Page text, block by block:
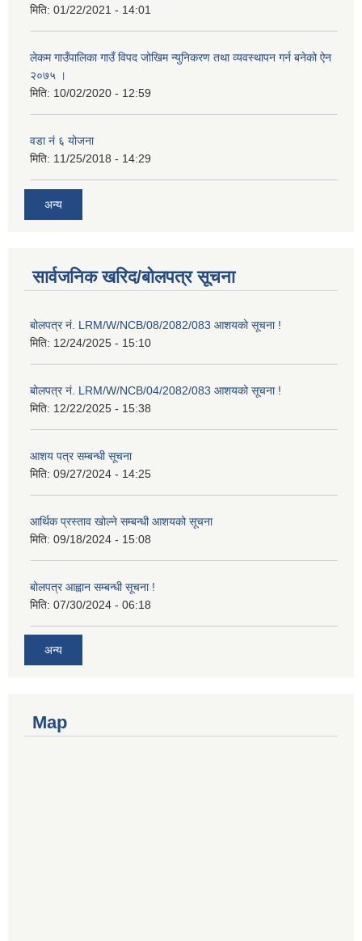
मिति: 01/22/2021 - 14:01
लेकम गाउँपालिका गाउँ विपद जोखिम न्युनिकरण तथा व्यवस्थापन गर्न बनेको ऐन
२०७५ ।
मिति: 10/02/2020 - 12:59
वडा नं ६ योजना
मिति: 11/25/2018 - 14:29
अन्य
सार्वजनिक खरिद/बोलपत्र सूचना
बोलपत्र नं. LRM/W/NCB/08/2082/083 आशयको सूचना !
मिति: 12/24/2025 - 15:10
बोलपत्र नं. LRM/W/NCB/04/2082/083 आशयको सूचना !
मिति: 12/22/2025 - 15:38
आशय पत्र सम्बन्धी सूचना
मिति: 09/27/2024 - 14:25
आर्थिक प्रस्ताव खोल्ने सम्बन्धी आशयको सूचना
मिति: 09/18/2024 - 15:08
बोलपत्र आह्वान सम्बन्धी सूचना !
मिति: 07/30/2024 - 06:18
अन्य
Map